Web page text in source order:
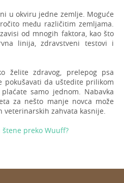
u okviru jedne zemlje. Moguće
među različitim zemljama.
od mnogih faktora, kao što
linija, zdravstveni testovi i
želite zdravog, prelepog psa
pokušavati da uštedite prilikom
samo jednom. Nabavka
za nešto manje novca može
zahvata kasnije.
preko Wuuff?